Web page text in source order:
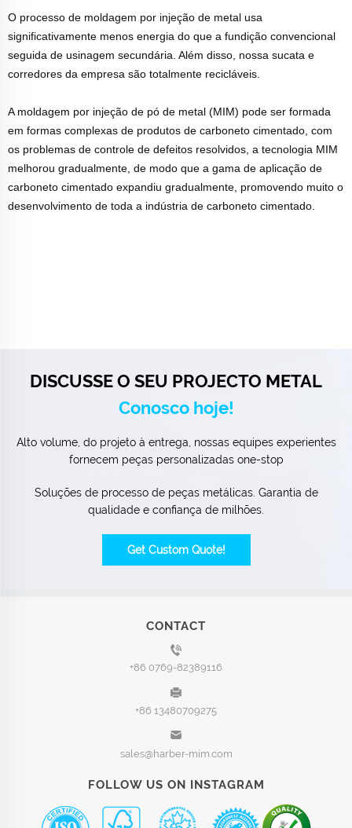
O processo de moldagem por injeção de metal usa
significativamente menos energia do que a fundição convencional
seguida de usinagem secundária. Além disso, nossa sucata e
corredores da empresa são totalmente recicláveis.
A moldagem por injeção de pó de metal (MIM) pode ser formada
em formas complexas de produtos de carboneto cimentado, com
os problemas de controle de defeitos resolvidos, a tecnologia MIM
melhorou gradualmente, de modo que a gama de aplicação de
carboneto cimentado expandiu gradualmente, promovendo muito o
desenvolvimento de toda a indústria de carboneto cimentado.
DISCUSSE O SEU PROJECTO METAL
Conosco hoje!
Alto volume, do projeto à entrega, nossas equipes experientes
fornecem peças personalizadas one-stop
Soluções de processo de peças metálicas. Garantia de
qualidade e confiança de milhões.
Get Custom Quote!
CONTACT
+86 0769-82389116
+86 13480709275
sales@harber-mim.com
FOLLOW US ON INSTAGRAM